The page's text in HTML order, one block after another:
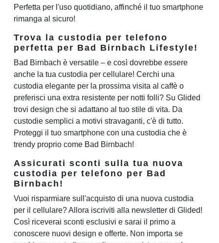
Perfetta per l'uso quotidiano, affinché il tuo smartphone
rimanga al sicuro!
Trova la custodia per telefono
perfetta per Bad Birnbach Lifestyle!
Bad Birnbach è versatile – e così dovrebbe essere
anche la tua custodia per cellulare! Cerchi una
custodia elegante per la prossima visita al caffè o
preferisci una extra resistente per notti folli? Su Glided
trovi design che si adattano al tuo stile di vita. Da
custodie semplici a motivi stravaganti, c'è di tutto.
Proteggi il tuo smartphone con una custodia che è
trendy proprio come Bad Birnbach!
Assicurati sconti sulla tua nuova
custodia per telefono per Bad
Birnbach!
Vuoi risparmiare sull'acquisto di una nuova custodia
per il cellulare? Allora iscriviti alla newsletter di Glided!
Così riceverai sconti esclusivi e sarai il primo a
conoscere nuovi design e offerte. Non importa se